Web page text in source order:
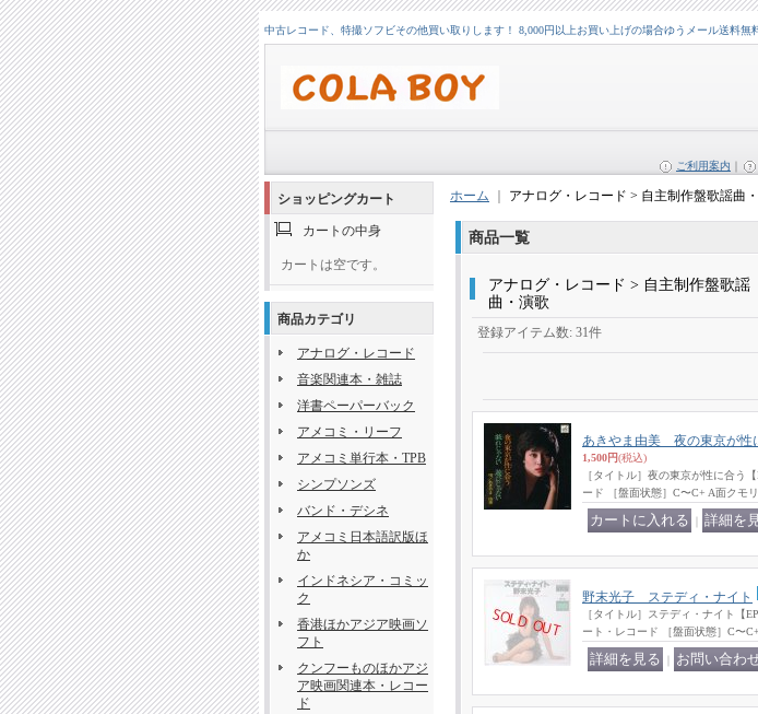
中古レコード、特撮ソフビその他買い取りします！ 8,000円以上お買い上げの場合ゆうメール送料無
ご利用案内
ショッピングカート
カートの中身
カートは空です。
商品カテゴリ
アナログ・レコード
音楽関連本・雑誌
洋書ペーパーバック
アメコミ・リーフ
アメコミ単行本・TPB
シンプソンズ
バンド・デシネ
アメコミ日本語訳版ほ
か
インドネシア・コミッ
ク
香港ほかアジア映画ソ
フト
クンフーものほかアジ
ア映画関連本・レコー
ド
ホーム アナログ・レコード > 自主制作盤歌謡曲
商品一覧
アナログ・レコード > 自主制作盤歌謡
曲・演歌
登録アイテム数: 31件
あきやま由美 夜の東京が性
1,500円(税込)
［タイトル］夜の東京が性に合う
ード ［盤面状態］C〜C+ A面クモ
野末光子 ステディ・ナイト
［タイトル］ステディ・ナイト【
ート・レコード ［盤面状態］C〜